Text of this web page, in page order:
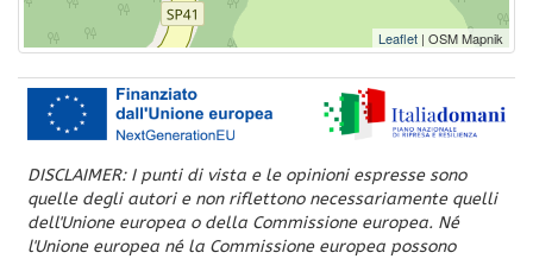
Leaflet | OSM Mapnik
DISCLAIMER: I punti di vista e le opinioni espresse sono
quelle degli autori e non riflettono necessariamente quelli
dell'Unione europea o della Commissione europea. Né
l'Unione europea né la Commissione europea possono